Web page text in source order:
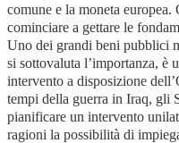
comune e la moneta europea.
cominciare a gettare le
Uno dei grandi beni pubblici
si sottovaluta l’importanza, è
intervento a disposizione
tempi della guerra in Iraq, gli
pianificare un intervento
ragioni la possibilità di